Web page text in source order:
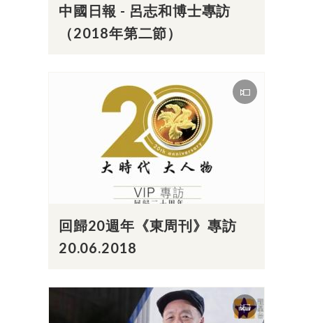
中國日報 - 呂志和博士專訪
（2018年第二節）
回歸20週年《東周刊》專訪
20.06.2018